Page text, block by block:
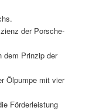
der Porsche-
dem Prinzip der
Ölpumpe mit vier
Förderleistung